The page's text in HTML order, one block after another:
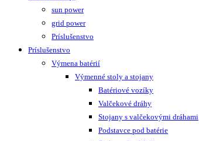
sun power
grid power
Príslušenstvo
Príslušenstvo
Výmena batérií
Výmenné stoly a stojany
Batériové vozíky
Valčekové dráhy
Stojany s valčekovými dráhami
Podstavce pod batérie